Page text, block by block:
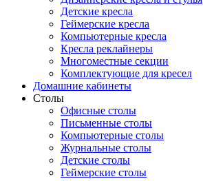
Детские кресла
Геймерские кресла
Компьютерные кресла
Кресла реклайнеры
Многоместные секции
Комплектующие для кресел
Домашние кабинеты
Столы
Офисные столы
Письменные столы
Компьютерные столы
Журнальные столы
Детские столы
Геймерские столы